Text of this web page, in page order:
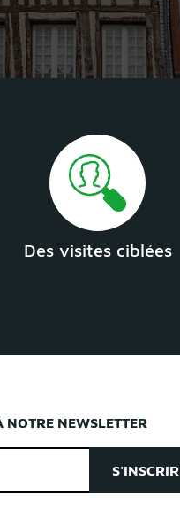
Des visites ciblées
NOTRE NEWSLETTER